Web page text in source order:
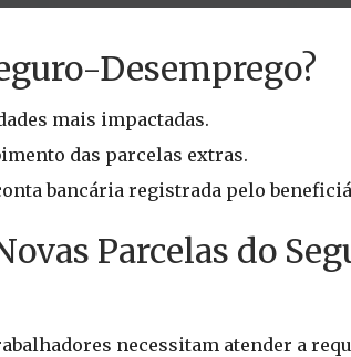
Desemprego?
mais impactadas.
das parcelas extras.
bancária registrada pelo
Parcelas do
necessitam atender a